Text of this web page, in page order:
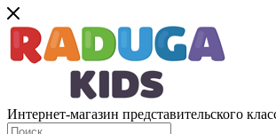
Интернет-магазин представительского